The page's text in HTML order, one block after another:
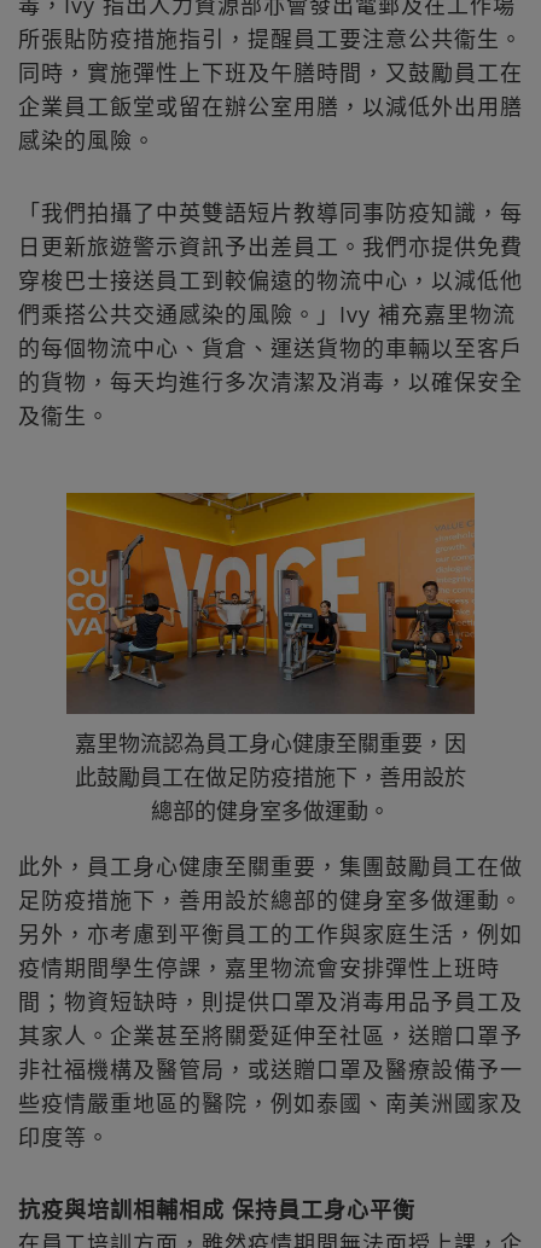
所張貼防疫措施指引，提醒員工要注意公共衞生。
同時，實施彈性上下班及午膳時間，又鼓勵員工在
企業員工飯堂或留在辦公室用膳，以減低外出用膳
感染的風險。
「我們拍攝了中英雙語短片教導同事防疫知識，每
日更新旅遊警示資訊予出差員工。我們亦提供免費
穿梭巴士接送員工到較偏遠的物流中心，以減低他
們乘搭公共交通感染的風險。」Ivy 補充嘉里物流
的每個物流中心、貨倉、運送貨物的車輛以至客戶
的貨物，每天均進行多次清潔及消毒，以確保安全
及衞生。
嘉里物流認為員工身心健康至關重要，因
此鼓勵員工在做足防疫措施下，善用設於
總部的健身室多做運動。
此外，員工身心健康至關重要，集團鼓勵員工在做
足防疫措施下，善用設於總部的健身室多做運動。
另外，亦考慮到平衡員工的工作與家庭生活，例如
疫情期間學生停課，嘉里物流會安排彈性上班時
間；物資短缺時，則提供口罩及消毒用品予員工及
其家人。企業甚至將關愛延伸至社區，送贈口罩予
非社福機構及醫管局，或送贈口罩及醫療設備予一
些疫情嚴重地區的醫院，例如泰國、南美洲國家及
印度等。
抗疫與培訓相輔相成 保持員工身心平衡